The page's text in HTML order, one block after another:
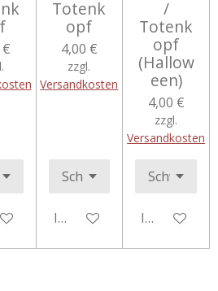
Warenkorb
Totenk
opf
4,00 €
zzgl.
Versandkosten
In den Warenkorb
/
Totenk
opf
(Hallow
een)
4,00 €
zzgl.
Versandkosten
In den